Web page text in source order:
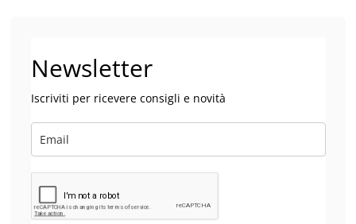
Newsletter
Iscriviti per ricevere consigli e novità